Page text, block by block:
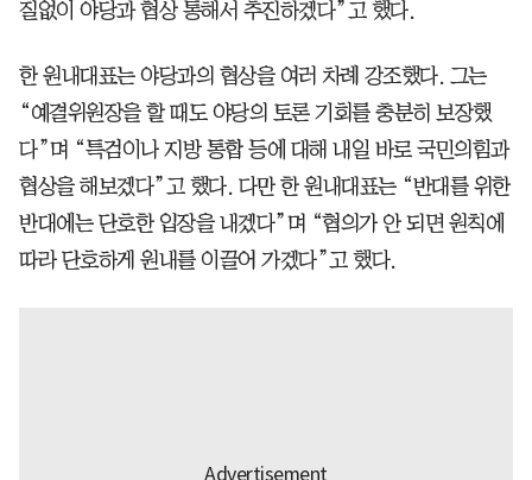
질없이 야당과 협상 통해서 추진하겠다”고 했다.
한 원내대표는 야당과의 협상을 여러 차례 강조했다. 그는
“예결위원장을 할 때도 야당의 토론 기회를 충분히 보장했
다”며 “특검이나 지방 통합 등에 대해 내일 바로 국민의힘과
협상을 해보겠다”고 했다. 다만 한 원내대표는 “반대를 위한
반대에는 단호한 입장을 내겠다”며 “협의가 안 되면 원칙에
따라 단호하게 원내를 이끌어 가겠다”고 했다.